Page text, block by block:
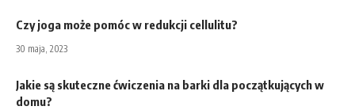
Czy joga może pomóc w redukcji cellulitu?
30 maja, 2023
Jakie są skuteczne ćwiczenia na barki dla początkujących w
domu?